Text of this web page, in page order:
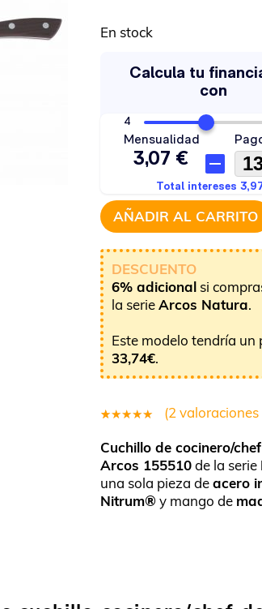
En stock
AÑADIR AL CARRITO
DESCUENTO
6% adicional si
la serieArcos Natura.
Este modelo tendría un
33,74€.
5.00sobre
5 basado
en
(2 valoraciones
Cuchillo de cocinero/chef
Arcos 155510de la serie
una sola pieza deacero
Nitrum®y mango de